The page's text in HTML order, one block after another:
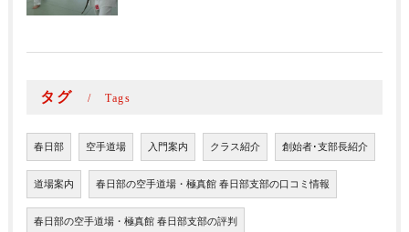
タグ Tags
春日部 空手道場 入門案内 クラス紹介 創始者･支部長紹介
道場案内 春日部の空手道場・極真館 春日部支部の口コミ情報
春日部の空手道場・極真館 春日部支部の評判